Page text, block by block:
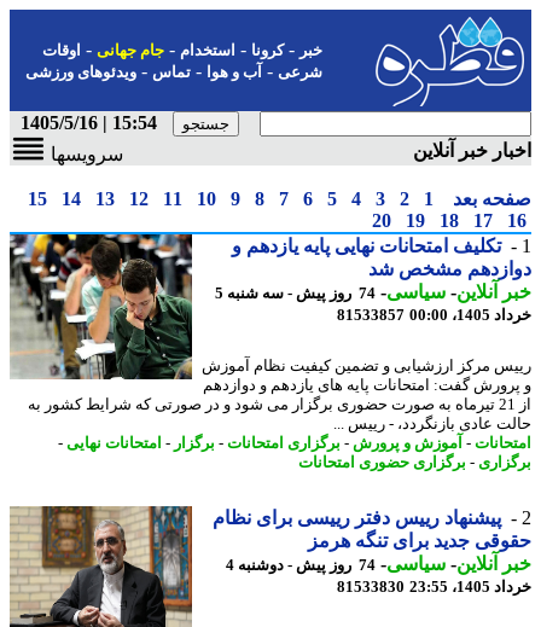
-کرونا-استخدام- جام جهانی-اوقات
شرعی-آب و هوا-تماس-ویدئوهای ورزشی
15:54 | 1405/5/16
خبر آنلاین
سرویسها
بعد 1
2
3
4
5
6
7
8
9
10
11
12
13
14
15
17
18
19
20
تکلیف امتحانات نهایی پایه یازدهم و
مشخص شد
آنلاین-سیاسی-
74 روز پیش - سه شنبه 5
00:00
81533857
مرکز ارزشیابی و تضمین کیفیت نظام آموزش
گفت: امتحانات پایه های یازدهم و دوازدهم
از 21 تیرماه به صورت حضوری برگزار می شود و در صورتی که شرایط کشور به
عادی بازنگردد، - رییس ...
-آموزش و پرورش-برگزاری امتحانات-برگزار - امتحانات نهایی-
- برگزاری حضوری امتحانات
پیشنهاد رییس دفتر رییسی برای نظام
جدید برای تنگه هرمز
آنلاین-سیاسی-
74 روز پیش - دوشنبه 4
23:55
81533830